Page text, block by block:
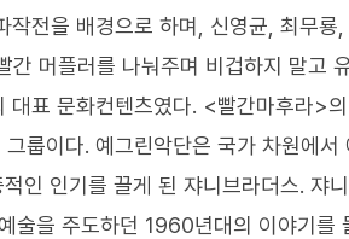
전을 배경으로 하며, 신영균, 최무룡
머플러를 나눠주며 비겁하지 말고
표 문화컨텐츠였다. <빨간마후라>
룹이다. 예그린악단은 국가 차원에서
인 인기를 끌게 된 쟈니브라더스. 쟈
술을 주도하던 1960년대의 이야기를